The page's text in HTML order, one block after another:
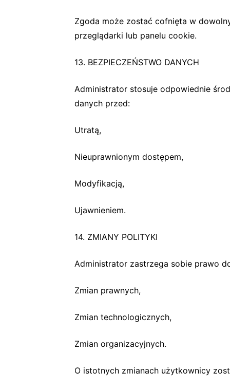
Zgoda może zostać cofnięta w
przeglądarki lub panelu cookie.
13. BEZPIECZEŃSTWO DANYCH
Administrator stosuje odpowiednie
danych przed:
Utratą,
Nieuprawnionym dostępem,
Modyfikacją,
Ujawnieniem.
14. ZMIANY POLITYKI
Administrator zastrzega sobie prawo
Zmian prawnych,
Zmian technologicznych,
Zmian organizacyjnych.
O istotnych zmianach użytkownicy